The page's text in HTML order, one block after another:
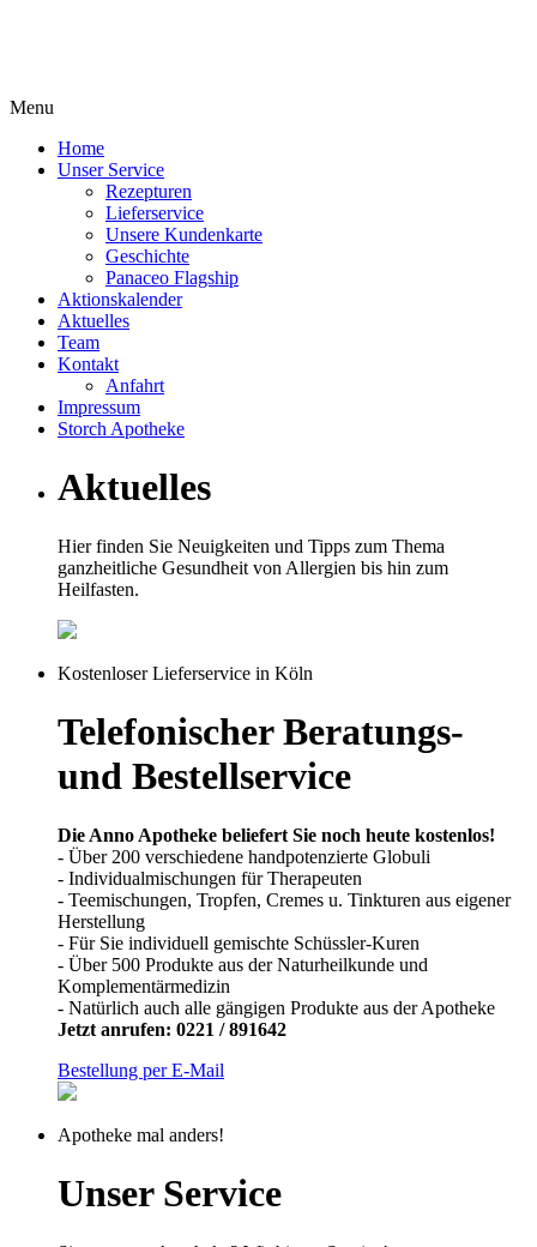
Menu
Home
Unser Service
Rezepturen
Lieferservice
Unsere Kundenkarte
Geschichte
Panaceo Flagship
Aktionskalender
Aktuelles
Team
Kontakt
Anfahrt
Impressum
Storch Apotheke
Aktuelles
Hier finden Sie Neuigkeiten und Tipps zum Thema
ganzheitliche Gesundheit von Allergien bis hin zum
Heilfasten.
Kostenloser Lieferservice in Köln
Telefonischer Beratungs-
und Bestellservice
Die Anno Apotheke beliefert Sie noch heute kostenlos!
- Über 200 verschiedene handpotenzierte Globuli
- Individualmischungen für Therapeuten
- Teemischungen, Tropfen, Cremes u. Tinkturen aus eigener
Herstellung
- Für Sie individuell gemischte Schüssler-Kuren
- Über 500 Produkte aus der Naturheilkunde und
Komplementärmedizin
- Natürlich auch alle gängigen Produkte aus der Apotheke
Jetzt anrufen: 0221 / 891642
Bestellung per E-Mail
Apotheke mal anders!
Unser Service